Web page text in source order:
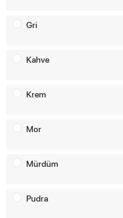
Gri
Kahve
Krem
Mor
Mürdüm
Pudra